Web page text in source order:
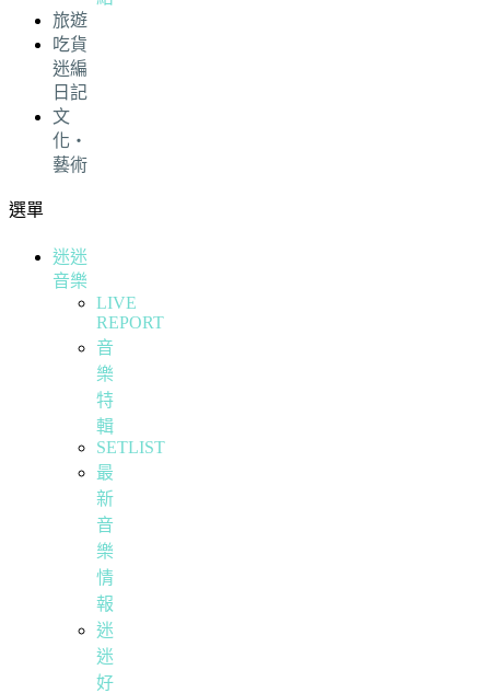
旅遊
吃貨
迷編
日記
文
化・
藝術
選單
迷迷
音樂
LIVE
REPORT
音
樂
特
輯
SETLIST
最
新
音
樂
情
報
迷
迷
好